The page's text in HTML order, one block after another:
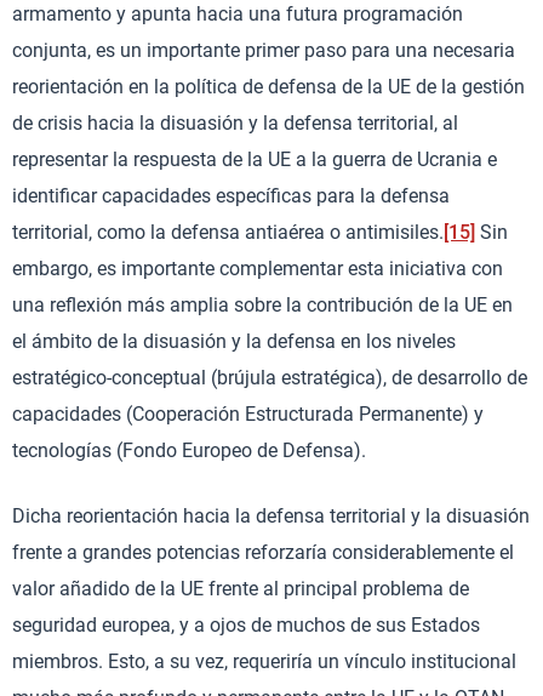
armamento y apunta hacia una futura programación
conjunta, es un importante primer paso para una necesaria
reorientación en la política de defensa de la UE de la gestión
de crisis hacia la disuasión y la defensa territorial, al
representar la respuesta de la UE a la guerra de Ucrania e
identificar capacidades específicas para la defensa
territorial, como la defensa antiaérea o antimisiles. [15] Sin
embargo, es importante complementar esta iniciativa con
una reflexión más amplia sobre la contribución de la UE en
el ámbito de la disuasión y la defensa en los niveles
estratégico-conceptual (brújula estratégica), de desarrollo de
capacidades (Cooperación Estructurada Permanente) y
tecnologías (Fondo Europeo de Defensa).
Dicha reorientación hacia la defensa territorial y la disuasión
frente a grandes potencias reforzaría considerablemente el
valor añadido de la UE frente al principal problema de
seguridad europea, y a ojos de muchos de sus Estados
miembros. Esto, a su vez, requeriría un vínculo institucional